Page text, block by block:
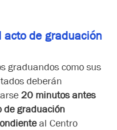
de graduación
graduandos como sus
deberán
20 minutos antes
de graduación
al Centro